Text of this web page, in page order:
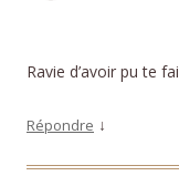
Ravie d’avoir pu te
Répondre ↓